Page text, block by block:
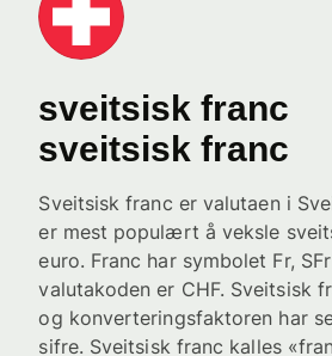
sveitsisk franc
sveitsisk franc
Sveitsisk franc er valutaen i
er mest populært å veksle
euro. Franc har symbolet Fr,
valutakoden er CHF. Sveitsisk
og konverteringsfaktoren har
sifre. Sveitsisk franc kalles